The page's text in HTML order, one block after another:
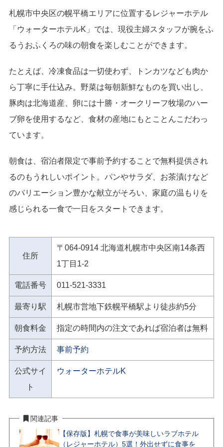
札幌市中央区の幌平橋エリアに位置するレジャーホテル
「ウォーターホテルK」では、現役主婦スタッフが腕をふ
るうおふくろの味の朝食を楽しむことができます。
たとえば、冷凍食品は一切使わず、トンカツなども肉か
ら丁寧に手仕込み。野菜は毎朝新鮮なものを買い出し、
豚肉は北海道産、卵には十勝・オークリーフ牧場のハー
ブ卵を使用するなど、食材の産地にもとことんこだわっ
ています。
朝食は、宿泊者限定で事前予約することで無料提供され
るのもうれしいポイント。パンやサラダ、お茶漬けなど
のバリエーション豊かな献立がそろい、家庭の温もりを
感じられる一食で一日をスタートできます。
住所
〒064-0914 北海道札幌市中央区南14条西
1丁目1-2
電話番号 011-521-3331
最寄り駅 札幌市営地下鉄幌平橋駅より徒歩約5分
朝食料金 指定の時間内の注文であれば宿泊者は無料
予約方法 事前予約
公式サイ
ト
ウォーターホテルK
関連記事
【保存版】札幌で食事が美味しいラブホテル
（レジャーホテル）5選！外出せずに食事を